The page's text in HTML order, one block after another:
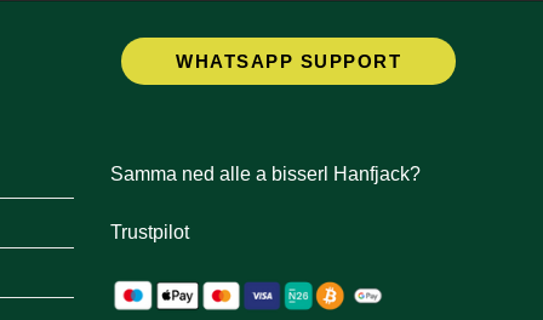
WHATSAPP SUPPORT
Opens
Samma ned alle a bisserl Hanfjack?
Trustpilot